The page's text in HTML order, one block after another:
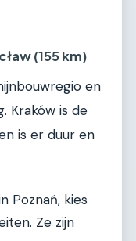
(155 km)
en
Kraków is de
is er duur en
Poznań, kies
Ze zijn